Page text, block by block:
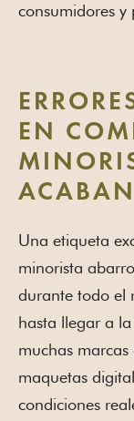
consumidores y
EN
Una etiqueta
minorista
durante todo el
hasta llegar a
muchas marcas
maquetas
condiciones